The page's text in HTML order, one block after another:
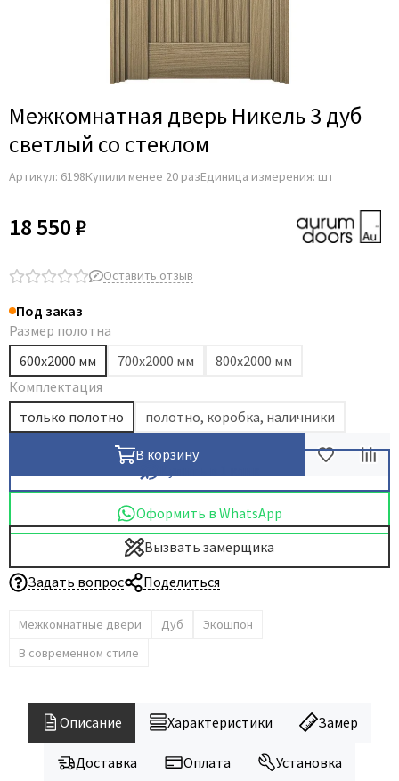
Межкомнатная дверь Никель 3 дуб
светлый со стеклом
Артикул: 6198Купили менее 20 разЕдиница измерения: шт
18 550 ₽
Оставить отзыв
Под заказ
Размер полотна
600х2000 мм
700х2000 мм
800х2000 мм
Комплектация
только полотно
полотно, коробка, наличники
В корзину
Оформить в WhatsApp
Вызвать замерщика
Задать вопрос
Поделиться
Межкомнатные двери Дуб
Экошпон
В современном стиле
Описание Характеристики Замер
Доставка Оплата Установка